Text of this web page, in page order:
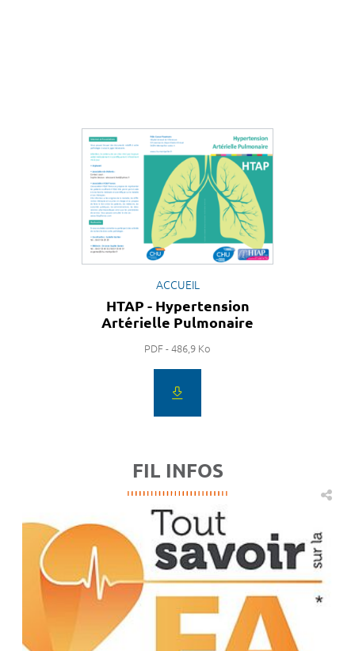
ACCUEIL
HTAP - Hypertension
Artérielle Pulmonaire
PDF - 486,9 Ko
FIL INFOS